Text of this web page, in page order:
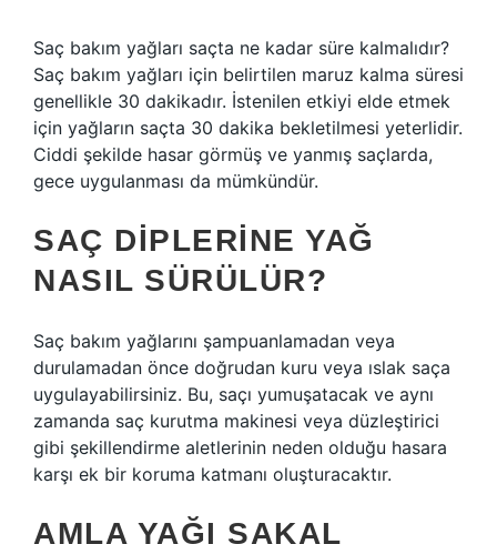
Saç bakım yağları saçta ne kadar süre kalmalıdır?
Saç bakım yağları için belirtilen maruz kalma süresi
genellikle 30 dakikadır. İstenilen etkiyi elde etmek
için yağların saçta 30 dakika bekletilmesi yeterlidir.
Ciddi şekilde hasar görmüş ve yanmış saçlarda,
gece uygulanması da mümkündür.
SAÇ DIPLERINE YAĞ
NASIL SÜRÜLÜR?
Saç bakım yağlarını şampuanlamadan veya
durulamadan önce doğrudan kuru veya ıslak saça
uygulayabilirsiniz. Bu, saçı yumuşatacak ve aynı
zamanda saç kurutma makinesi veya düzleştirici
gibi şekillendirme aletlerinin neden olduğu hasara
karşı ek bir koruma katmanı oluşturacaktır.
AMLA YAĞI SAKAL